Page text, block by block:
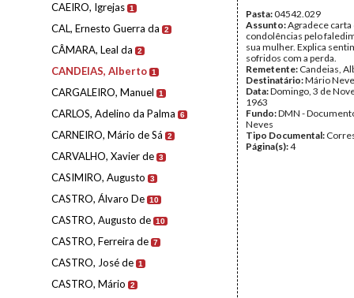
CAEIRO, Igrejas 1
CAL, Ernesto Guerra da 2
CÂMARA, Leal da 2
CANDEIAS, Alberto 1
CARGALEIRO, Manuel 1
CARLOS, Adelino da Palma 6
CARNEIRO, Mário de Sá 2
CARVALHO, Xavier de 3
CASIMIRO, Augusto 3
CASTRO, Álvaro De 10
CASTRO, Augusto de 10
CASTRO, Ferreira de 7
CASTRO, José de 1
CASTRO, Mário 2
Pasta:04542.029
Assunto:Agradece carta
condolências pelo
sua mulher. Explica
sofridos com a perda.
Remetente: Candeias,
Destinatário:Mário
Data:Domingo, 3 de
1963
Fundo:DMN -
Neves
Tipo Documental:
Página(s):4